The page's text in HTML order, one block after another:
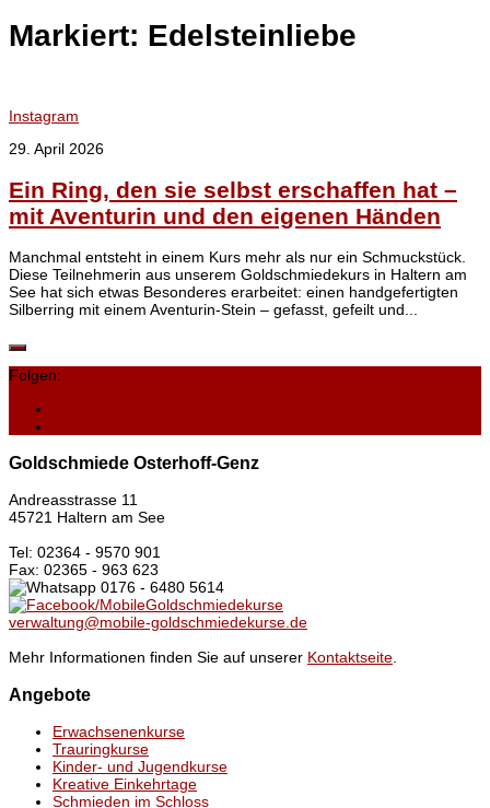
Markiert: Edelsteinliebe
Instagram
29. April 2026
Ein Ring, den sie selbst erschaffen hat –
mit Aventurin und den eigenen Händen
Manchmal entsteht in einem Kurs mehr als nur ein Schmuckstück.
Diese Teilnehmerin aus unserem Goldschmiedekurs in Haltern am
See hat sich etwas Besonderes erarbeitet: einen handgefertigten
Silberring mit einem Aventurin-Stein – gefasst, gefeilt und...
Folgen:
Goldschmiede Osterhoff-Genz
Andreasstrasse 11
45721 Haltern am See
Tel: 02364 - 9570 901
Fax: 02365 - 963 623
0176 - 6480 5614
/MobileGoldschmiedekurse
verwaltung@mobile-goldschmiedekurse.de
Mehr Informationen finden Sie auf unserer Kontaktseite.
Angebote
Erwachsenenkurse
Trauringkurse
Kinder- und Jugendkurse
Kreative Einkehrtage
Schmieden im Schloss